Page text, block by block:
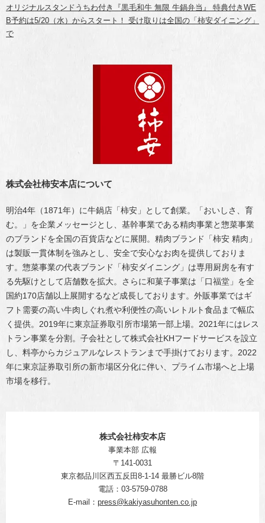
オリジナルスタンドうちわ付き『黒毛和牛 無限 牛鍋弁当』 特典付きWE
B予約は5/20（水）からスタート！ 受け取りは全国の「柿安ダイニング」
で
株式会社柿安本店について
明治4年（1871年）に牛鍋店「柿安」として創業。「おいしさ、育
む。」を企業メッセージとし、基幹事業である精肉事業と惣菜事業
のブランドを全国の百貨店などに展開。精肉ブランド「柿安 精肉」
は製販一貫体制を強みとし、安全で安心なお肉を提供しておりま
す。惣菜事業の代表ブランド「柿安ダイニング」は専用厨房を有す
る先駆けとして店舗数を拡大。さらに和菓子事業は「口福堂」を全
国約170店舗以上展開するなど成長しております。外販事業ではギ
フト需要の高い牛肉しぐれ煮や利便性の高いレトルト食品まで幅広
く提供。2019年に東京証券取引所市場第一部上場。2021年にはレス
トラン事業を分割。子会社として株式会社KHフードサービスを設立
し、料亭からカジュアルなレストランまで手掛けております。2022
年に東京証券取引所の新市場区分化に伴い、プライム市場へと上場
市場を移行。
株式会社柿安本店
事業本部 広報
〒141-0031
東京都品川区西五反田8-1-14 最勝ビル8階
電話：03-5759-0788
E-mail： press@kakiyasuhonten.co.jp